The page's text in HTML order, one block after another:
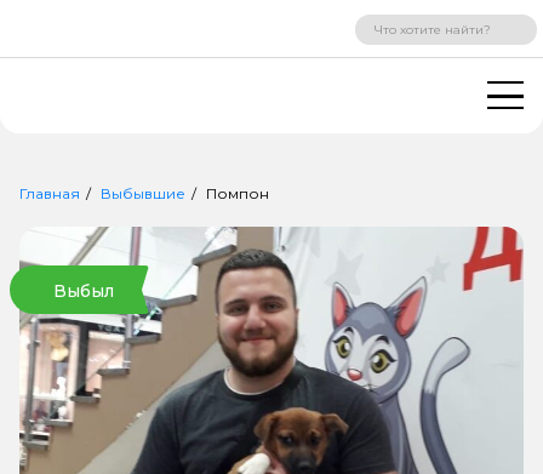
ВХОД РЕГИСТРАЦИЯ
Главная Выбывшие Помпон
Выбыл